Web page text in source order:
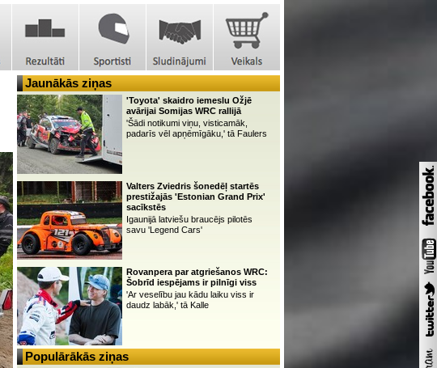
Jaunākās ziņas
'Toyota' skaidro iemeslu Ožjē
avārijai Somijas WRC rallijā
'Šādi notikumi viņu, visticamāk,
padarīs vēl apņēmīgāku,' tā Faulers
Valters Zviedris šonedēļ startēs
prestižajās 'Estonian Grand Prix'
sacīkstēs
Igaunijā latviešu braucējs pilotēs
savu 'Legend Cars'
Rovanpera par atgriešanos WRC:
Šobrīd iespējams ir pilnīgi viss
'Ar veselību jau kādu laiku viss ir
daudz labāk,' tā Kalle
Populārākās ziņas